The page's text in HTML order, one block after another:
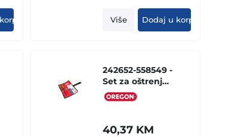
Više Dodaj u korpu
242652-558549 -
Set za oštrenje
4.5mm
(platneno
40,37 KM